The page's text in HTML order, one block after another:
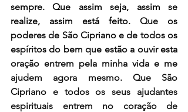
sempre. Que assim seja, assim se
realize, assim está feito. Que os
poderes de São Cipriano e de todos os
espíritos do bem que estão a ouvir esta
oração entrem pela minha vida e me
ajudem agora mesmo. Que São
Cipriano e todos os seus ajudantes
espirituais entrem no coração de